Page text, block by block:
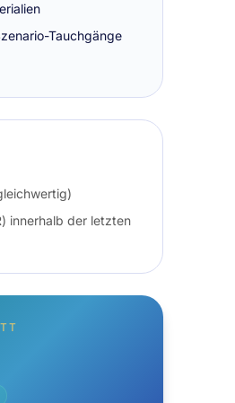
Tauchgänge
innerhalb der letzten